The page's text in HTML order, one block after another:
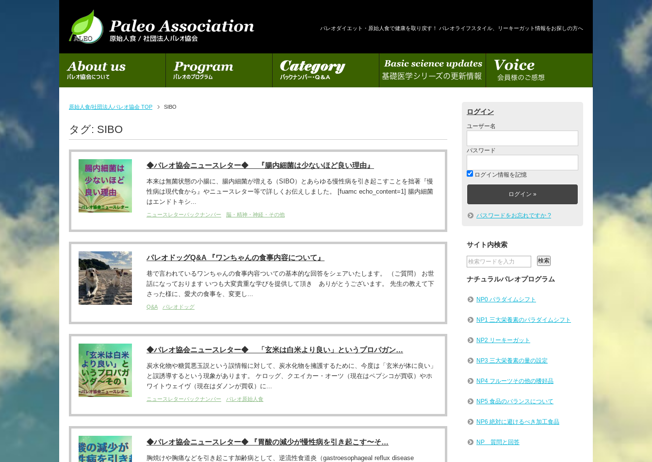
パレオダイエット・原始人食で健康を取り戻す！ パレオライフスタイル、リーキーガット情報をお探しの方へ
初めての方へ パレオのプログラム カテゴリー 基礎医学シリーズの更新情報 会員様のご感想
原始人食/社団法人パレオ協会 TOP SIBO
タグ: SIBO
◆パレオ協会ニュースレター◆ 『腸内細菌は少ないほど良い理由』
本来は無菌状態の小腸に、腸内細菌が増える（SIBO）とあらゆる慢性病を引き起こすことを拙著『慢
性病は現代食から』やニュースレター等で詳しくお伝えしました。 [fuamc echo_content=1] 腸内細菌
はエンドトキシ...
ニュースレターバックナンバー 脳・精神・神経・その他
パレオドッグQ&A 『ワンちゃんの食事内容について』
巷で言われているワンちゃんの食事内容ついての基本的な回答をシェアいたします。 （ご質問） お世
話になっております いつも大変貴重な学びを提供して頂き ありがとうございます。 先生の教えて下
さった様に、愛犬の食事を、変更し...
Q&A パレオドッグ
◆パレオ協会ニュースレター◆ 「玄米は白米より良い」というプロパガン…
炭水化物や糖質悪玉説という誤情報に対して、炭水化物を擁護するために、今度は「玄米が体に良い」
と誤誘導するという現象があります。 ケロッグ、クエイカー・オーツ（現在はペプシコが買収）やホ
ワイトウェイヴ（現在はダノンが買収）に...
ニュースレターバックナンバー パレオ原始人食
◆パレオ協会ニュースレター◆ 『胃酸の減少が慢性病を引き起こす〜そ…
胸焼けや胸痛などを引き起こす加齢病として、逆流性食道炎（gastroesophageal reflux disease
ログイン
ユーザー名
パスワード
ログイン情報を記憶
パスワードをお忘れですか ?
サイト内検索
ナチュラルパレオプログラム
NP0 パラダイムシフト
NP1 三大栄養素のパラダイムシフト
NP2 リーキーガット
NP3 三大栄養素の量の設定
NP4 フルーツその他の嗜好品
NP5 食品のバランスについて
NP6 絶対に避けるべき加工食品
NP 質問と回答